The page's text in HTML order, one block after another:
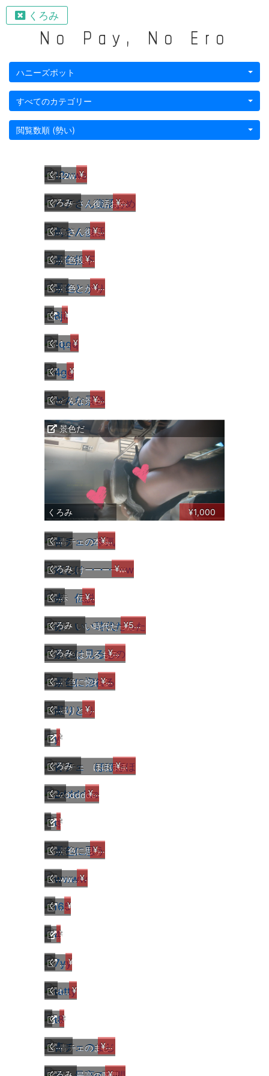
No Pay, No Ero
ハニーズポット
すべてのカテゴリー
閲覧数順 (勢い)
くろみ
12wws ¥2,000
くろみ
バチさん復活おめ
¥5,000
くろみ
鳥さん復活¥5,000
くろみ
景色投下 ¥1,000
くろみ
景色とがり¥2,000
くろみ
8jii¥3,000
くろみ
1qqq ¥3,000
くろみ
4gg
くろみ
どんな景色¥2,000
くろみ
景色だ
¥1,000
くろみ
青チェの本気¥10,000
くろみ
短じけーーーーw
¥5,000
くろみ
赤 伝説 ¥5,000
くろみ
赤 いい時代だった¥5,000
くろみ
景色は見るもの
¥2,000
くろみ
景色に惚れる¥2,000
くろみ
撮りとり ¥5,000
くろみ
y¥5,000
くろみ
青チェ ほほほほ
¥4,000
くろみ
2dddddc¥2,000
くろみ
q¥5,000
くろみ
景色に思う¥2,000
くろみ
wwww ¥5,000
くろみ
f65
くろみ
4¥1,000
くろみ
7yy
くろみ
tatty ¥2,000
くろみ
t8¥5,000
くろみ
青チェのまじ¥5,000
くろみ
¥8,000
くろみ